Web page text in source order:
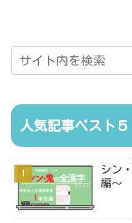
人気記事ベスト５
シン
編〜